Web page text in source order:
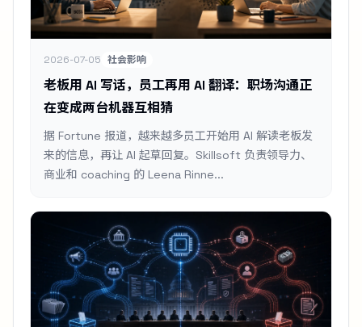
2026-07-05 社会影响
老板用 AI 写话，员工再用 AI 翻译：职场沟通正
在变成两台机器互相猜
据 Fortune 报道，越来越多员工开始用 AI 解读老板发
来的信息，再让 AI 起草回复。Skillsoft 负责领导力、
商业和 coaching 的 Leena Rinne...